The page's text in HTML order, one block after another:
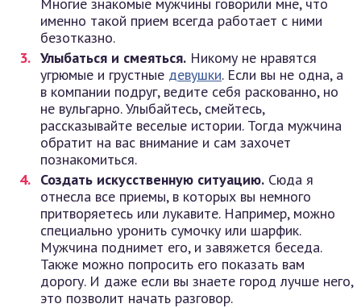
именно такой прием всегда работает с ними
безотказно.
Улыбаться и смеяться. Никому не нравятся
угрюмые и грустные девушки. Если вы не одна, а
в компании подруг, ведите себя раскованно, но
не вульгарно. Улыбайтесь, смейтесь,
рассказывайте веселые истории. Тогда мужчина
обратит на вас внимание и сам захочет
познакомиться.
Создать искусственную ситуацию. Сюда я
отнесла все приемы, в которых вы немного
притворяетесь или лукавите. Например, можно
специально уронить сумочку или шарфик.
Мужчина поднимет его, и завяжется беседа.
Также можно попросить его показать вам
дорогу. И даже если вы знаете город лучше него,
это позволит начать разговор.